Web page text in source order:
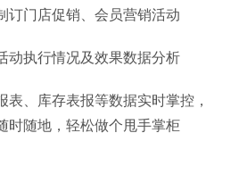
订门店促销、会员营销活动
动执行情况及效果数据分析
表、库存表报等数据实时掌控，
时随地，轻松做个甩手掌柜